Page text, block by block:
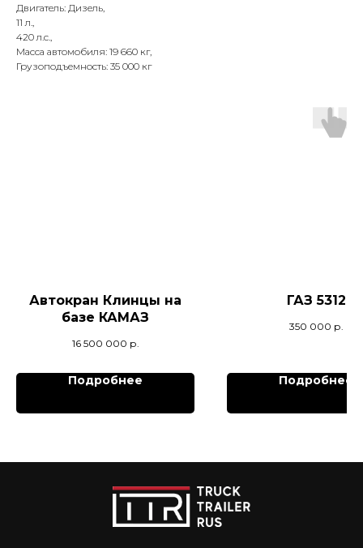
Двигатель: Дизель,
11 л.,
420 л.с.,
Масса автомобиля: 19 660 кг,
Грузоподъемность: 35 000 кг
Автокран Клинцы на
базе КАМАЗ
16 500 000 р.
Подробнее
ГАЗ 5312
350 000 р.
Подробнее